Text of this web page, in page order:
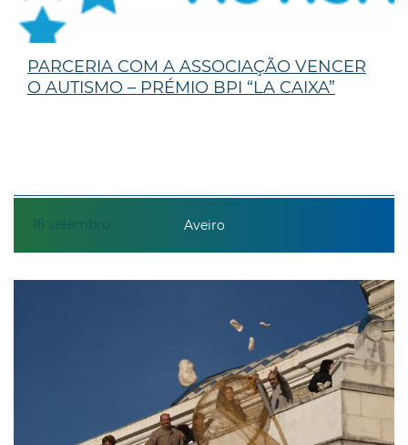
18 setembro
PARCERIA COM A ASSOCIAÇÃO VENCER
O AUTISMO – PRÉMIO BPI “LA CAIXA”
Aveiro